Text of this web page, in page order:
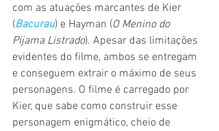
com as atuações marcantes de Kier
(Bacurau) e Hayman (O Menino do
Pijama Listrado). Apesar das limitações
evidentes do filme, ambos se entregam
e conseguem extrair o máximo de seus
personagens. O filme é carregado por
Kier, que sabe como construir esse
personagem enigmático, cheio de